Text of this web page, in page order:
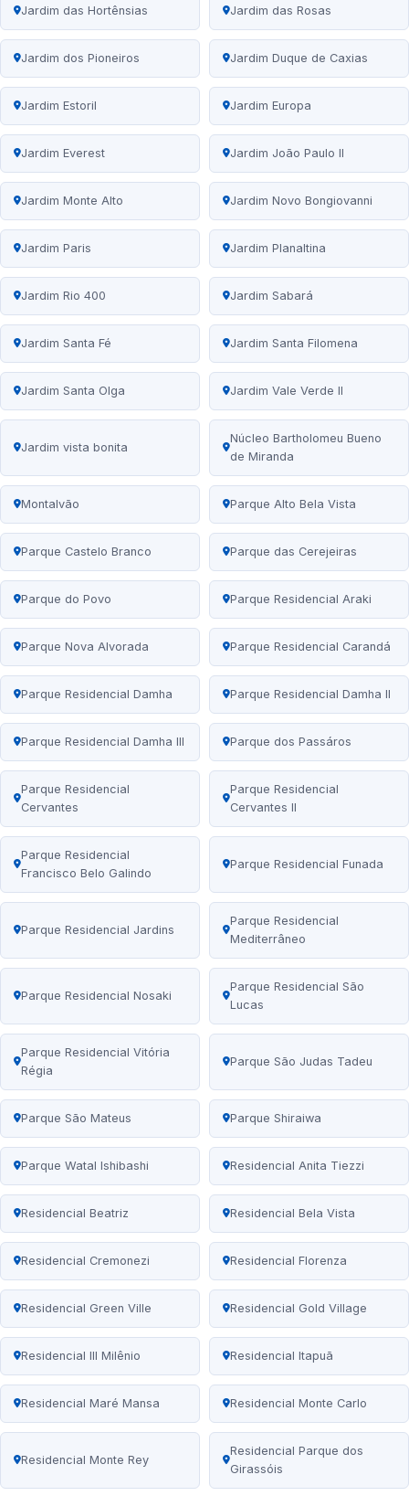
Jardim das Hortênsias Jardim das Rosas
Jardim dos Pioneiros Jardim Duque de Caxias
Jardim Estoril Jardim Europa
Jardim Everest Jardim João Paulo II
Jardim Monte Alto Jardim Novo Bongiovanni
Jardim Paris Jardim Planaltina
Jardim Rio 400 Jardim Sabará
Jardim Santa Fé Jardim Santa Filomena
Jardim Santa Olga Jardim Vale Verde II
Jardim vista bonita
Núcleo Bartholomeu Bueno
de Miranda
Montalvão Parque Alto Bela Vista
Parque Castelo Branco Parque das Cerejeiras
Parque do Povo Parque Residencial Araki
Parque Nova Alvorada Parque Residencial Carandá
Parque Residencial Damha Parque Residencial Damha II
Parque Residencial Damha III Parque dos Passáros
Parque Residencial
Cervantes
Parque Residencial
Cervantes II
Parque Residencial
Francisco Belo Galindo
Parque Residencial Funada
Parque Residencial Jardins
Parque Residencial
Mediterrâneo
Parque Residencial Nosaki
Parque Residencial São
Lucas
Parque Residencial Vitória
Régia
Parque São Judas Tadeu
Parque São Mateus Parque Shiraiwa
Parque Watal Ishibashi Residencial Anita Tiezzi
Residencial Beatriz Residencial Bela Vista
Residencial Cremonezi Residencial Florenza
Residencial Green Ville Residencial Gold Village
Residencial III Milênio Residencial Itapuã
Residencial Maré Mansa Residencial Monte Carlo
Residencial Monte Rey
Residencial Parque dos
Girassóis